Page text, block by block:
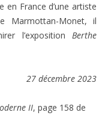
en France d’une artiste
Marmottan-Monet, il
l’exposition Berthe
27 décembre 2023
II, page 158 de